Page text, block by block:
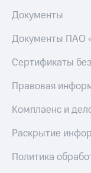
Документы
Документы ПАО
Сертификаты
Правовая
Комплаенс и
Раскрытие
Политика